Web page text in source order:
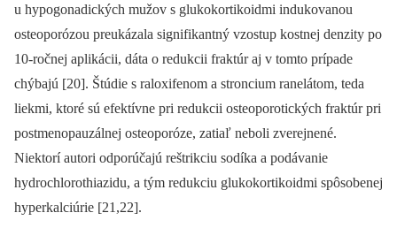
u hypogonadických mužov s glukokortikoidmi indukovanou
osteoporózou preukázala signifikantný vzostup kostnej denzity po
10-ročnej aplikácii, dáta o redukcii fraktúr aj v tomto prípade
chýbajú [20]. Štúdie s raloxifenom a stroncium ranelátom, teda
liekmi, ktoré sú efektívne pri redukcii osteoporotických fraktúr pri
postmenopauzálnej osteoporóze, zatiaľ neboli zverejnené.
Niektorí autori odporúčajú reštrikciu sodíka a podávanie
hydrochlorothiazidu, a tým redukciu glukokortikoidmi spôsobenej
hyperkalciúrie [21,22].